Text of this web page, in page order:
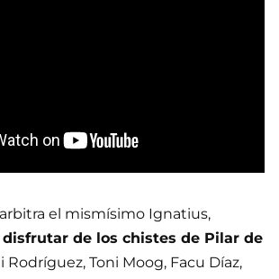
el mismísimo Ignatius,
de los chistes de Pilar de
Rodríguez, Toni Moog, Facu Díaz,